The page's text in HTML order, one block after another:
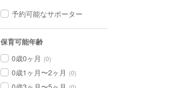
予約可能なサポーター
保育可能年齢
0歳0ヶ月 (0)
0歳1ヶ月〜2ヶ月 (0)